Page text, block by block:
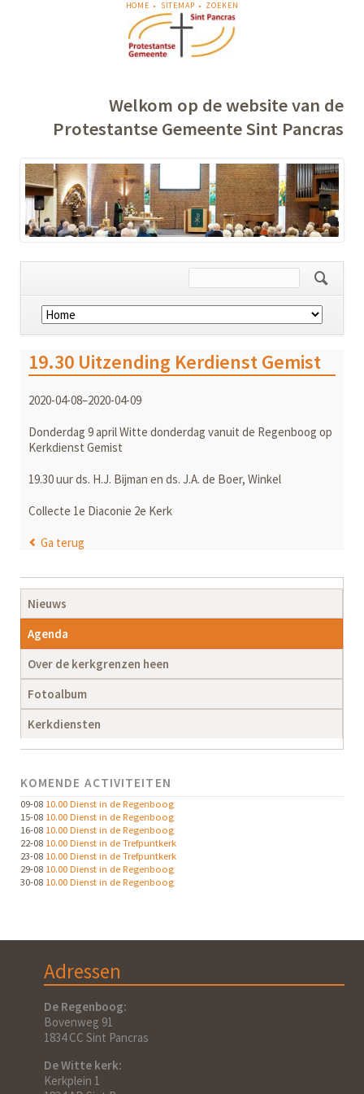
NAVIGATIE
OVERSLAAN
HOME SITEMAP ZOEKEN
Welkom op de website van de
Protestantse Gemeente Sint Pancras
Navigatie
overslaan
19.30 Uitzending Kerdienst Gemist
2020-04-08–2020-04-09
Donderdag 9 april Witte donderdag vanuit de Regenboog op
Kerkdienst Gemist
19.30 uur ds. H.J. Bijman en ds. J.A. de Boer, Winkel
Collecte 1e Diaconie 2e Kerk
Ga terug
Navigatie
overslaan
Nieuws
Agenda
Over de kerkgrenzen heen
Fotoalbum
Kerkdiensten
KOMENDE ACTIVITEITEN
09-08 10.00 Dienst in de Regenboog
15-08 10.00 Dienst in de Regenboog
16-08 10.00 Dienst in de Regenboog
22-08 10.00 Dienst in de Trefpuntkerk
23-08 10.00 Dienst in de Trefpuntkerk
29-08 10.00 Dienst in de Regenboog
30-08 10.00 Dienst in de Regenboog
Adressen
De Regenboog:
Bovenweg 91
1834 CC Sint Pancras
De Witte kerk:
Kerkplein 1